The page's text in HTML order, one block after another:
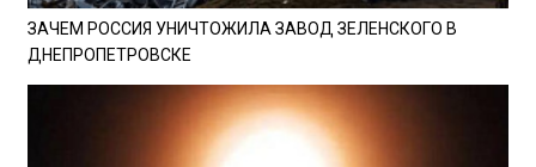
ЗАЧЕМ РОССИЯ УНИЧТОЖИЛА ЗАВОД ЗЕЛЕНСКОГО В
ДНЕПРОПЕТРОВСКЕ